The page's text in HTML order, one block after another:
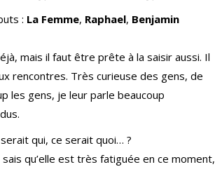
: La Femme, Raphael, Benjamin
mais il faut être prête à la saisir aussi. Il
rencontres. Très curieuse des gens, de
les gens, je leur parle beaucoup
qui, ce serait quoi… ?
qu’elle est très fatiguée en ce moment,